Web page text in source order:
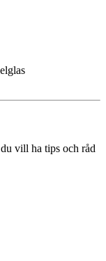
vill ha tips och råd